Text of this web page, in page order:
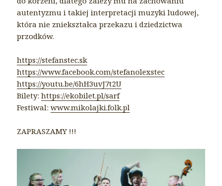
autentyzmu i takiej interpretacji muzyki ludowej,
która nie zniekształca przekazu i dziedzictwa
przodków.
https://stefanstec.sk
https://www.facebook.com/stefanolexstec
https://youtu.be/6hH3uvJ7t2U
Bilety:https://ekobilet.pl/sarf
Festiwal:www.mikolajki.folk.pl
ZAPRASZAMY !!!